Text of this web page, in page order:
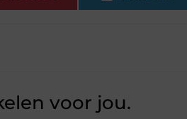
voor jou.